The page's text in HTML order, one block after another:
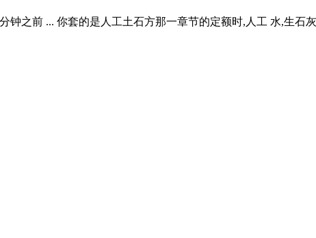
钟之前 ... 你套的是人工土石方那一章节的定额时,人工 水,生